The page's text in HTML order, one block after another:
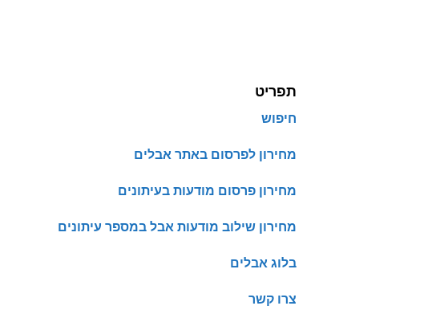
תפריט
חיפוש
מחירון לפרסום באתר אבלים
מחירון פרסום מודעות בעיתונים
מחירון שילוב מודעות אבל במספר עיתונים
בלוג אבלים
צרו קשר